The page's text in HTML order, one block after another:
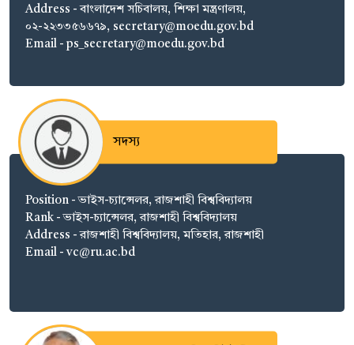
Address - বাংলাদেশ সচিবালয়, শিক্ষা মন্ত্রণালয়,
০২-২২৩৩৫৬৬৭৯, secretary@moedu.gov.bd
Email - ps_secretary@moedu.gov.bd
সদস্য
Position - ভাইস-চ্যান্সেলর, রাজশাহী বিশ্ববিদ্যালয়
Rank - ভাইস-চ্যান্সেলর, রাজশাহী বিশ্ববিদ্যালয়
Address - রাজশাহী বিশ্ববিদ্যালয়, মতিহার, রাজশাহী
Email - vc@ru.ac.bd